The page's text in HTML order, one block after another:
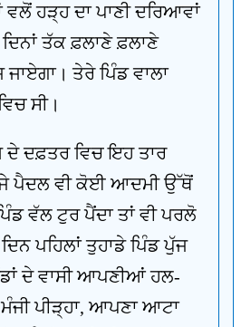
ਹੜ੍ਹ ਦਾ ਪਾਣੀ ਦਰਿਆਵਾਂ
ਤੱਕ ਫ਼ਲਾਣੇ ਫ਼ਲਾਣੇ
ਤੇਰੇ ਪਿੰਡ ਵਾਲਾ
ਸੀ।
ਦੇ ਦਫ਼ਤਰ ਵਿਚ ਇਹ ਤਾਰ
ਪੈਦਲ ਵੀ ਕੋਈ ਆਦਮੀ ਉੱਥੋਂ
ਵੱਲ ਟੁਰ ਪੈਂਦਾ ਤਾਂ ਵੀ ਪਰਲੋ
ਪਹਿਲਾਂ ਤੁਹਾਡੇ ਪਿੰਡ ਪੁੱਜ
ਦੇ ਵਾਸੀ ਆਪਣੀਆਂ ਹਲ-
ਪੀੜ੍ਹਾ, ਆਪਣਾ ਆਟਾ